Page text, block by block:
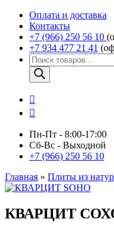
Оплата и доставка
Контакты
+7 (966) 250 56 10
+7 934 477 21 41
Поиск
товаров
Пн-Пт - 8:00-17:00
Сб-Вс - Выходной
+7 (966) 250 56 10
Главная » Плиты из
КВАРЦИТ